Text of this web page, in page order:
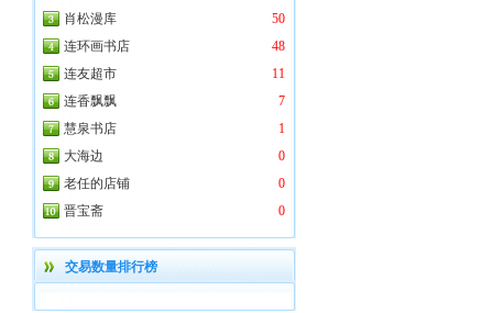
肖松漫库
50
连环画书店
48
连友超市
11
连香飘飘
7
慧泉书店
1
大海边
0
老任的店铺
0
晋宝斋
0
交易数量排行榜